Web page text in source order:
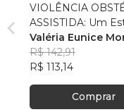
VIOLÊNCIA
ASSISTIDA: Um
de Coisas
Valéria Eunice
Machado
R$ 142,91
R$ 113,14
Comprar